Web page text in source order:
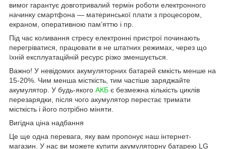
вимог гарантує довготривалий термін роботи електронного
начинку смартфона — материнської плати з процесором,
екраном, оперативною пам’яттю і пр.
Під час коливання стресу електронні пристрої починають
перегріватися, працювати в не штатних режимах, через що
їхній експлуатаційній ресурс різко зменшується.
Важно! У невідомих акумуляторних батарей ємкість менше на
15-20%. Чим менша місткість, тим частіше заряджайте
акумулятор. У будь-якого АКБ є безмежна кількість циклів
перезарядки, після чого акумулятор перестає тримати
місткість і його потрібно міняти.
Вигідна ціна надбання
Це ще одна перевага, яку вам пропонує наш інтернет-
магазин. У нас ви можете купити акумуляторну батарею LG